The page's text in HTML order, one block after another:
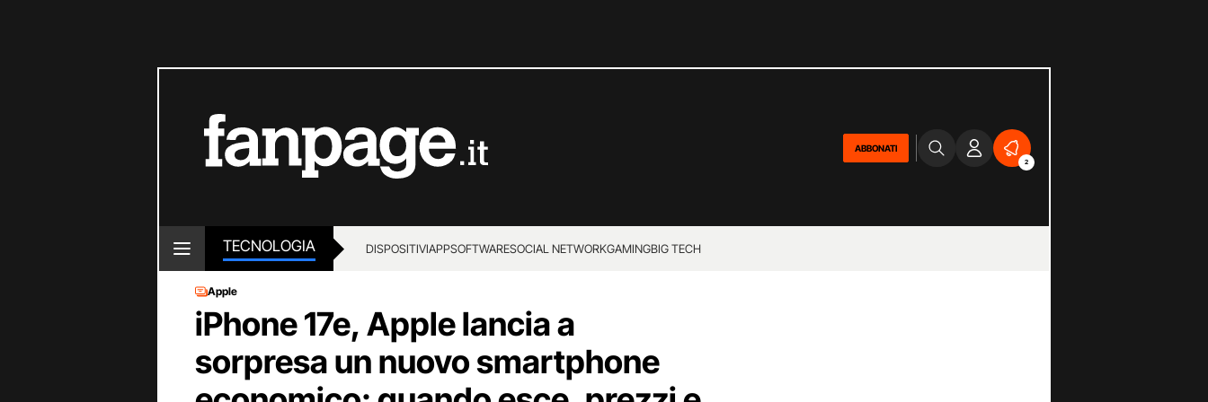
ABBONATI
2
TECNOLOGIA DISPOSITIVIAPPSOFTWARESOCIAL NETWORKGAMINGBIG TECH
Apple
iPhone 17e, Apple lancia a
sorpresa un nuovo smartphone